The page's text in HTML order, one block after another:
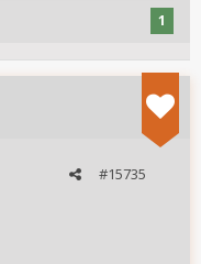
1
#15735